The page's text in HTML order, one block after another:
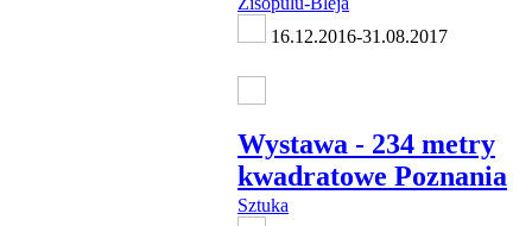
16.12.2016-31.08.2017
Wystawa - 234 metry
kwadratowe Poznania
Sztuka